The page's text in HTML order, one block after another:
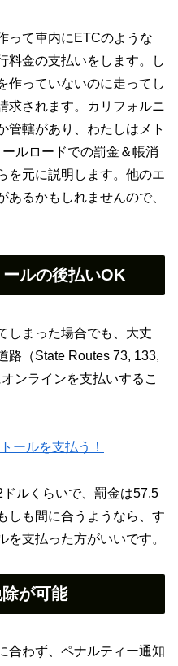
って車内にETCのような
料金の支払いをします。し
作っていないのに走ってし
求されます。カリフォルニ
管轄があり、わたしはメト
ルロードでの罰金＆帳消
を元に説明します。他のエ
あるかもしれませんので、
ールの後払いOK
しまった場合でも、大丈
路（State Routes 73, 133,
ンラインを支払いするこ
ールを支払う！
ルくらいで、罰金は57.5
しも間に合うようなら、す
を支払った方がいいです。
が可能
合わず、ペナルティー通知